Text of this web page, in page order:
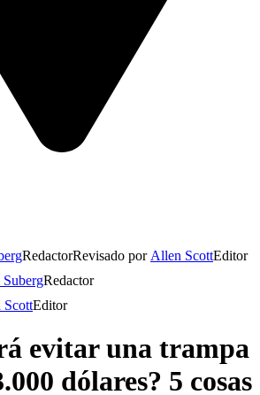
RedactorRevisado por Allen ScottEditor
Redactor
ScottEditor
evitar una trampa
dólares? 5 cosas